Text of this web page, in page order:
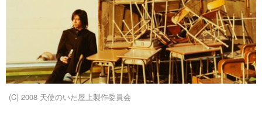
(C) 2008 天使のいた屋上製作委員会